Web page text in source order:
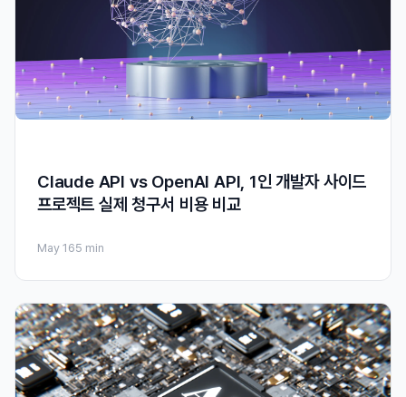
Claude API vs OpenAI API, 1인 개발자 사이드
프로젝트 실제 청구서 비용 비교
May 165 min